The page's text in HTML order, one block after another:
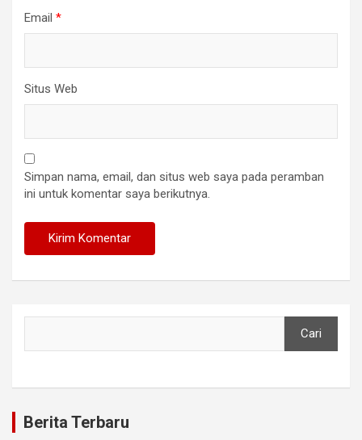
Email *
Situs Web
Simpan nama, email, dan situs web saya pada peramban
ini untuk komentar saya berikutnya.
Cari
Berita Terbaru